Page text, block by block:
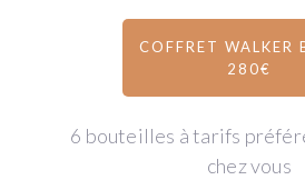
COFFRET WALKER
280€
6 bouteilles à tarifs
chez vous